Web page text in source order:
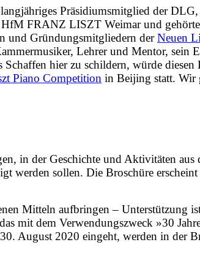
Präsidiumsmitglied der
FRANZ LISZT Weimar und gehörte
und Gründungsmitgliedern derNeuen
Lehrer und Mentor,
hier zu schildern, würde
Piano Competition in Beijing statt. Wir
in der Geschichte und Aktivitäten
werden sollen. Die Broschüre
Mitteln aufbringen – Unterstützung
mit dem Verwendungszweck »30
August 2020 eingeht, werden in der